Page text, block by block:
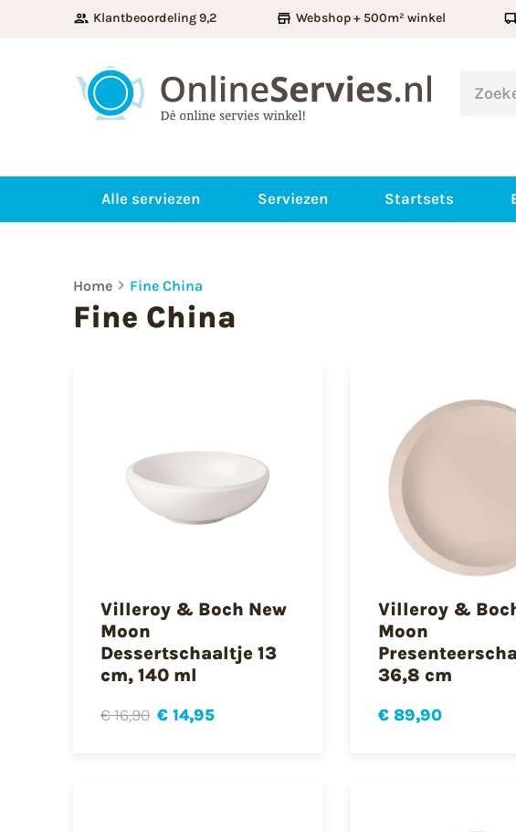
Klantbeoordeling 9,2 Webshop + 500m² winkel
Alle serviezen Serviezen Startsets
Home Fine China
Fine China
Villeroy & Boch New
Moon
Dessertschaaltje 13
cm, 140 ml
€ 16,90 € 14,95
Villeroy &
Moon
36,8 cm
€ 89,90